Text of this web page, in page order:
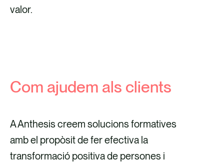
valor.
Com ajudem als clients
A Anthesis creem solucions formatives
amb el propòsit de fer efectiva la
transformació positiva de persones i